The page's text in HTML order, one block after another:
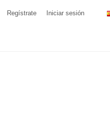
Regístrate Iniciar sesión